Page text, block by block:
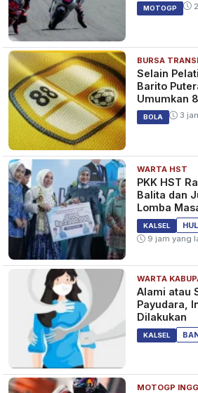
MOTOGP
BURSA
Selain
Barito
Umumkan
BOLA 3
WARTA HST
PKK HST
Balita dan
Lomba
KALSEL
9 jam yang
WARTA
Alami atau
Payudara,
Dilakukan
KALSEL
MOTOGP